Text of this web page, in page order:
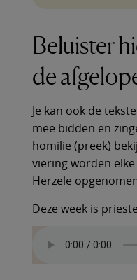
Beluister
de
Je kan ook de
mee bidden en
homilie (preek)
viering worden
Herzele
Deze week is